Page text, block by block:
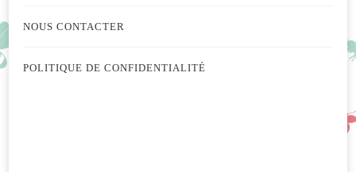
NOUS CONTACTER
POLITIQUE DE CONFIDENTIALITÉ